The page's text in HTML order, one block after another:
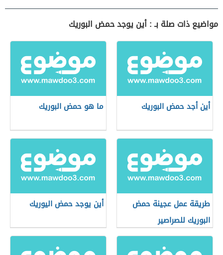
مواضيع ذات صلة بـ : أين يوجد حمض البوريك
أين أجد حمض البوريك ما هو حمض البوريك
طريقة عمل عجينة حمض
البوريك للصراصير
أين يوجد حمض اليوريك